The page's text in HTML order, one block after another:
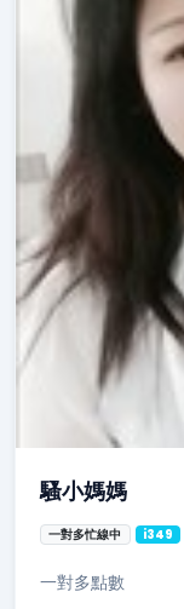
騷小媽媽
一對多忙線中 i349
一對多點數